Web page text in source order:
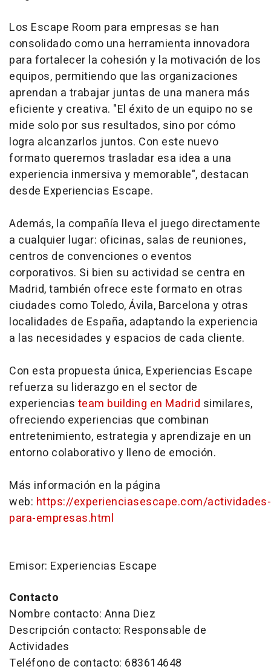
Los Escape Room para empresas se han
consolidado como una herramienta innovadora
para fortalecer la cohesión y la motivación de los
equipos, permitiendo que las organizaciones
aprendan a trabajar juntas de una manera más
eficiente y creativa. "El éxito de un equipo no se
mide solo por sus resultados, sino por cómo
logra alcanzarlos juntos. Con este nuevo
formato queremos trasladar esa idea a una
experiencia inmersiva y memorable", destacan
desde Experiencias Escape.
Además, la compañía lleva el juego directamente
a cualquier lugar: oficinas, salas de reuniones,
centros de convenciones o eventos
corporativos. Si bien su actividad se centra en
Madrid, también ofrece este formato en otras
ciudades como Toledo, Ávila, Barcelona y otras
localidades de España, adaptando la experiencia
a las necesidades y espacios de cada cliente.
Con esta propuesta única, Experiencias Escape
refuerza su liderazgo en el sector de
experiencias team building en Madrid similares,
ofreciendo experiencias que combinan
entretenimiento, estrategia y aprendizaje en un
entorno colaborativo y lleno de emoción.
Más información en la página
web: https://experienciasescape.com/actividades-
para-empresas.html
Emisor: Experiencias Escape
Contacto
Nombre contacto: Anna Diez
Descripción contacto: Responsable de
Actividades
Teléfono de contacto: 683614648